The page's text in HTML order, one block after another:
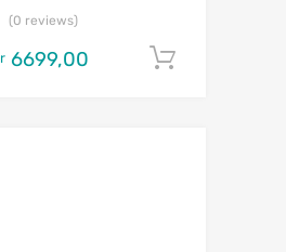
(0 reviews)
6699,00